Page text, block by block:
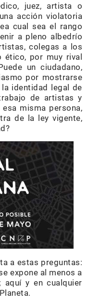
juez, artista o
acción violatoria
cual sea el rango
a pleno albedrío
colegas a los
ético, por muy rival
un ciudadano,
por mostrarse
identidad legal de
de artistas y
misma persona,
de la ley vigente,
a estas preguntas:
expone al menos a
aquí y en cualquier